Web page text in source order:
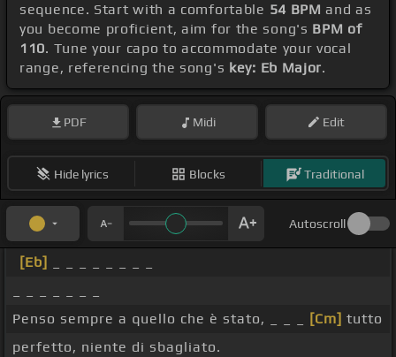
sequence. Start with a comfortable 54 BPM and as
you become proficient, aim for the song's BPM of
110. Tune your capo to accommodate your vocal
range, referencing the song's key: Eb Major.
PDF Midi Edit
Hide lyrics Blocks Traditional
Autoscroll
[Eb]
Penso sempre a quello che è stato, _ _ _
[Cm] tutto
perfetto, niente di sbagliato.